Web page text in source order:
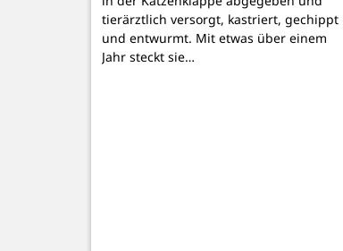
tierärztlich versorgt, kastriert, gechippt
und entwurmt. Mit etwas über einem
Jahr steckt sie…